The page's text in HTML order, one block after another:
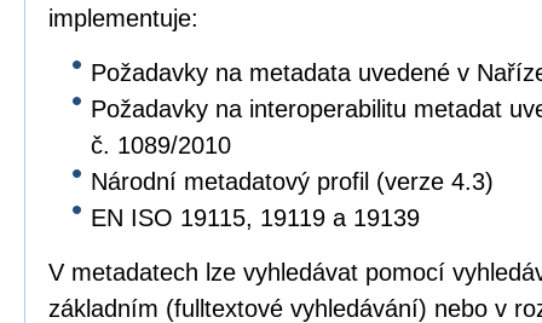
implementuje:
Požadavky na metadata uvedené v
Požadavky na interoperabilitu metadat
č. 1089/2010
Národní metadatový profil (verze 4.3)
EN ISO 19115, 19119 a 19139
V metadatech lze vyhledávat pomocí
základním (fulltextové vyhledávání) nebo v